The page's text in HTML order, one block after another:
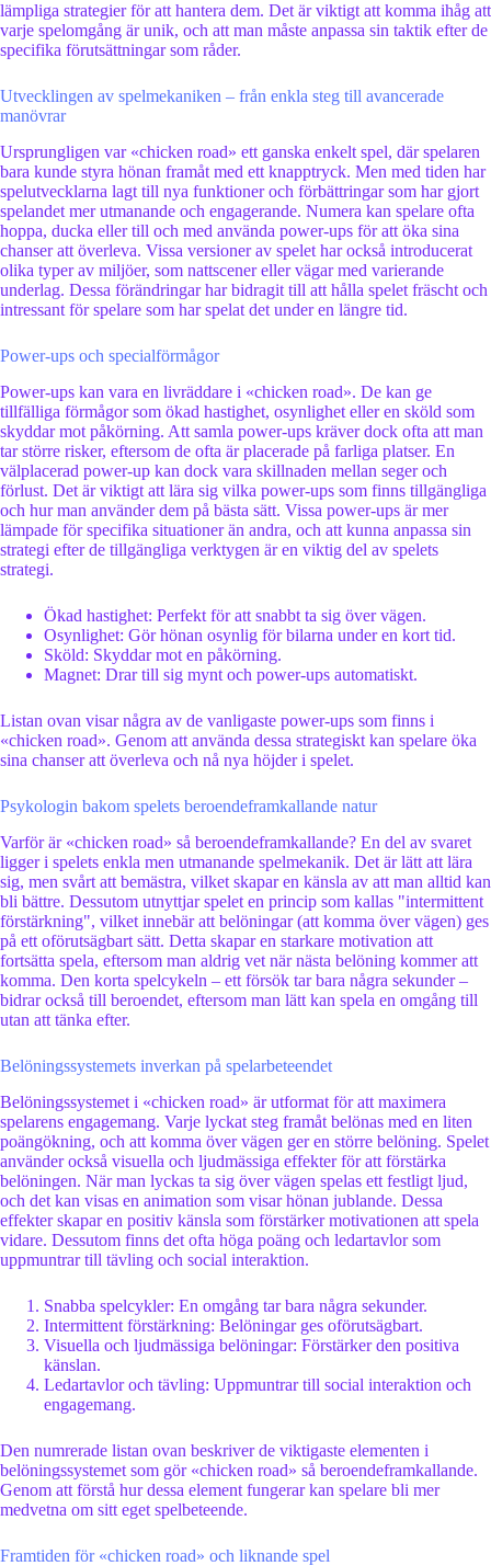
lämpliga strategier för att hantera dem. Det är viktigt att komma ihåg att
varje spelomgång är unik, och att man måste anpassa sin taktik efter de
specifika förutsättningar som råder.
Utvecklingen av spelmekaniken – från enkla steg till avancerade
manövrar
Ursprungligen var «chicken road» ett ganska enkelt spel, där spelaren
bara kunde styra hönan framåt med ett knapptryck. Men med tiden har
spelutvecklarna lagt till nya funktioner och förbättringar som har gjort
spelandet mer utmanande och engagerande. Numera kan spelare ofta
hoppa, ducka eller till och med använda power-ups för att öka sina
chanser att överleva. Vissa versioner av spelet har också introducerat
olika typer av miljöer, som nattscener eller vägar med varierande
underlag. Dessa förändringar har bidragit till att hålla spelet fräscht och
intressant för spelare som har spelat det under en längre tid.
Power-ups och specialförmågor
Power-ups kan vara en livräddare i «chicken road». De kan ge
tillfälliga förmågor som ökad hastighet, osynlighet eller en sköld som
skyddar mot påkörning. Att samla power-ups kräver dock ofta att man
tar större risker, eftersom de ofta är placerade på farliga platser. En
välplacerad power-up kan dock vara skillnaden mellan seger och
förlust. Det är viktigt att lära sig vilka power-ups som finns tillgängliga
och hur man använder dem på bästa sätt. Vissa power-ups är mer
lämpade för specifika situationer än andra, och att kunna anpassa sin
strategi efter de tillgängliga verktygen är en viktig del av spelets
strategi.
Ökad hastighet: Perfekt för att snabbt ta sig över vägen.
Osynlighet: Gör hönan osynlig för bilarna under en kort tid.
Sköld: Skyddar mot en påkörning.
Magnet: Drar till sig mynt och power-ups automatiskt.
Listan ovan visar några av de vanligaste power-ups som finns i
«chicken road». Genom att använda dessa strategiskt kan spelare öka
sina chanser att överleva och nå nya höjder i spelet.
Psykologin bakom spelets beroendeframkallande natur
Varför är «chicken road» så beroendeframkallande? En del av svaret
ligger i spelets enkla men utmanande spelmekanik. Det är lätt att lära
sig, men svårt att bemästra, vilket skapar en känsla av att man alltid kan
bli bättre. Dessutom utnyttjar spelet en princip som kallas "intermittent
förstärkning", vilket innebär att belöningar (att komma över vägen) ges
på ett oförutsägbart sätt. Detta skapar en starkare motivation att
fortsätta spela, eftersom man aldrig vet när nästa belöning kommer att
komma. Den korta spelcykeln – ett försök tar bara några sekunder –
bidrar också till beroendet, eftersom man lätt kan spela en omgång till
utan att tänka efter.
Belöningssystemets inverkan på spelarbeteendet
Belöningssystemet i «chicken road» är utformat för att maximera
spelarens engagemang. Varje lyckat steg framåt belönas med en liten
poängökning, och att komma över vägen ger en större belöning. Spelet
använder också visuella och ljudmässiga effekter för att förstärka
belöningen. När man lyckas ta sig över vägen spelas ett festligt ljud,
och det kan visas en animation som visar hönan jublande. Dessa
effekter skapar en positiv känsla som förstärker motivationen att spela
vidare. Dessutom finns det ofta höga poäng och ledartavlor som
uppmuntrar till tävling och social interaktion.
Snabba spelcykler: En omgång tar bara några sekunder.
Intermittent förstärkning: Belöningar ges oförutsägbart.
Visuella och ljudmässiga belöningar: Förstärker den positiva
känslan.
Ledartavlor och tävling: Uppmuntrar till social interaktion och
engagemang.
Den numrerade listan ovan beskriver de viktigaste elementen i
belöningssystemet som gör «chicken road» så beroendeframkallande.
Genom att förstå hur dessa element fungerar kan spelare bli mer
medvetna om sitt eget spelbeteende.
Framtiden för «chicken road» och liknande spel